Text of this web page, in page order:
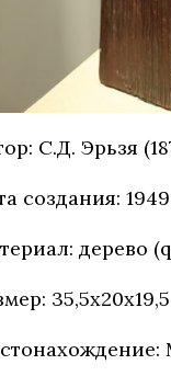
С.Д. Эрьзя
создания: 1949
дерево